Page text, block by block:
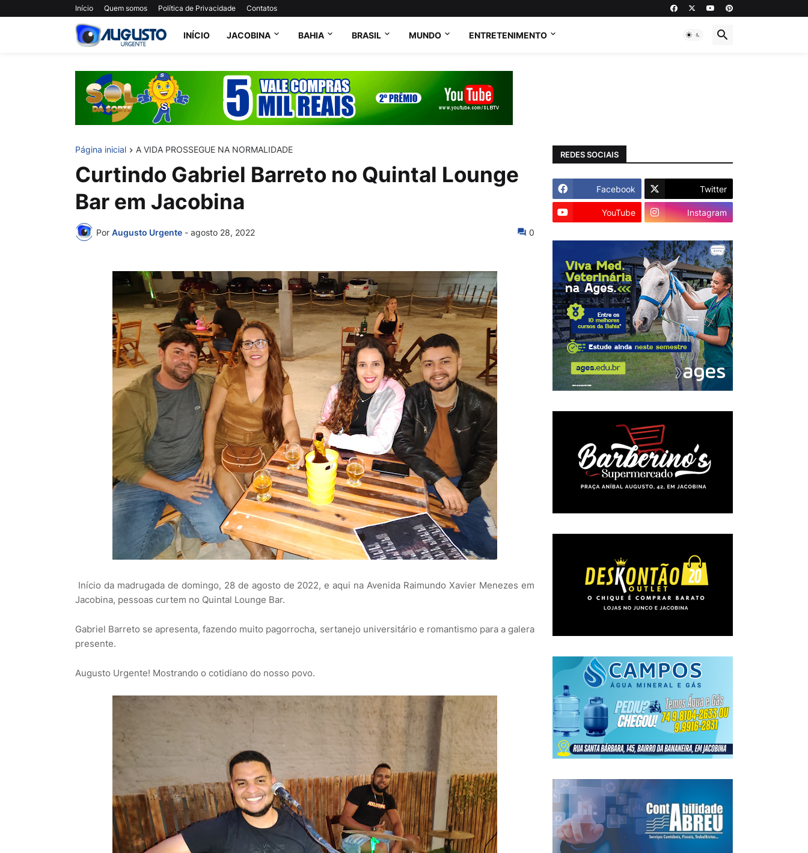
Início Quem somos Política de Privacidade Contatos
INÍCIO JACOBINA BAHIA BRASIL MUNDO ENTRETENIMENTO
Página inicial A VIDA PROSSEGUE NA NORMALIDADE
Curtindo Gabriel Barreto no Quintal Lounge
Bar em Jacobina
Por Augusto Urgente - agosto 28, 2022 0
Início da madrugada de domingo, 28 de agosto de 2022, e aqui na Avenida Raimundo Xavier Menezes em
Jacobina, pessoas curtem no Quintal Lounge Bar.
Gabriel Barreto se apresenta, fazendo muito pagorrocha, sertanejo universitário e romantismo para a galera
presente.
Augusto Urgente! Mostrando o cotidiano do nosso povo.
REDES SOCIAIS
Facebook Twitter
YouTube Instagram